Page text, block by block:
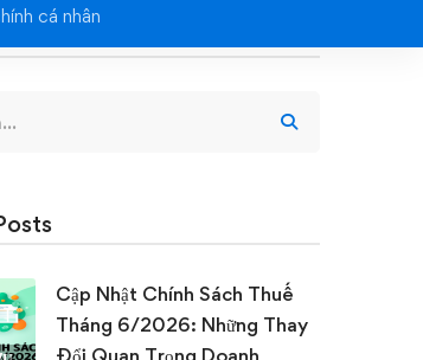
cá nhân
Cập Nhật Chính Sách Thuế
Tháng 6/2026: Những Thay
Đổi Quan Trọng Doanh